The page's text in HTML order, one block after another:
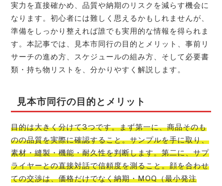
実力を直接確かめ、品質や納期のリスクを減らす機会に
なります。初心者には難しく思えるかもしれませんが、
準備をしっかり整えれば誰でも実用的な情報を得られま
す。本記事では、見本市同行の目的とメリット、事前リ
サーチの進め方、スケジュールの組み方、そして必要書
類・持ち物リストを、分かりやすく解説します。
見本市同行の目的とメリット
目的は大きく分けて3つです。まず第一に、商品そのも
のの品質を実際に確認すること。サンプルを手に取り、
素材・縫製・機能・耐久性を判断します。第二に、サプ
ライヤーとの直接対話で信頼度を測ること。顔を合わせ
ての交渉は、価格だけでなく納期・MOQ（最小発注